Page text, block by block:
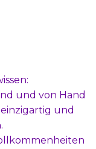
und von Hand
und